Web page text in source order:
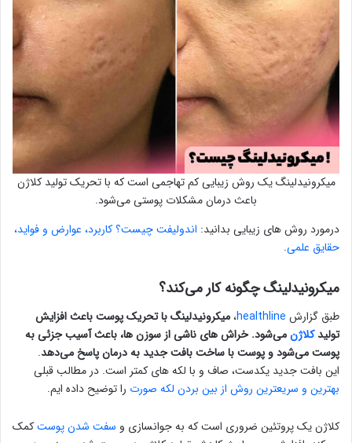
میکرونیدلینگ یک روش زیبایی کم تهاجمی است که با تحریک تولید کلاژن
باعث درمان مشکلات پوستی می‌شود.
درمورد روش های زیبایی بدانید: اندولیفت چیست؟ کاربرد، عوارض و فواید،
حقایق علمی.
میکرونیدلینگ چگونه کار می‌کند؟
طبق گزارش healthline،میکرونیدلینگ با تحریک پوست باعث افزایش
تولیدکلاژنمی‌شود. خراش های ناشی از سوزن ها، باعث آسیب جزئی به
پوست می‌شود و پوست با ساخت بافت جدید به درمان پاسخ می‌دهد.
این بافت جدید یکدست، صاف و با لکه های کمتر است. در مطالب قبلی
بهترین و سریعترین روش از بین بردن لکه صورت را توضیح داده ایم.
کلاژن یک پروتئین ضروری است که به جوانسازی و سفت شدن پوستکمک